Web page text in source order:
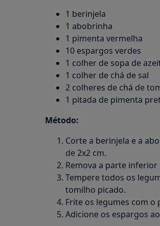
1 berinjela
1 abobrinha
1 pimenta vermelha
10 espargos verdes
1 colher de sopa de
1 colher de chá de sal
2 colheres de chá de
1 pitada de pimenta
Método:
Corte a berinjela e a
de 2x2 cm.
Remova a parte inferior
Tempere todos os
tomilho picado.
Frite os legumes com o
Adicione os espargos